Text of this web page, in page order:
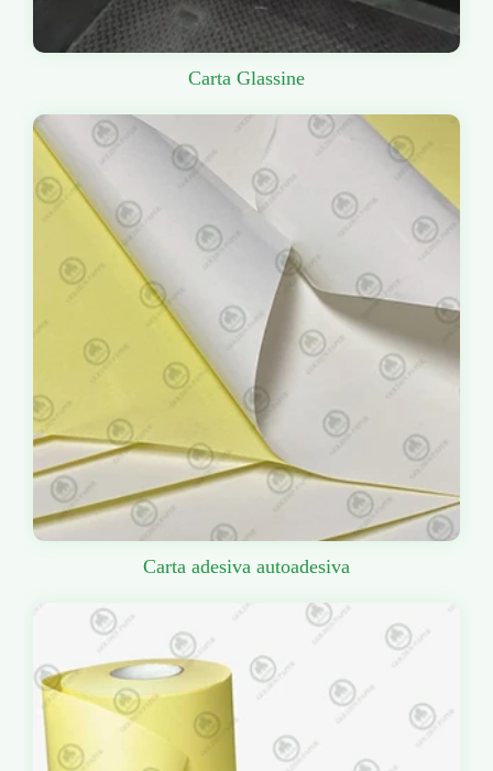
Carta Glassine
Carta adesiva autoadesiva